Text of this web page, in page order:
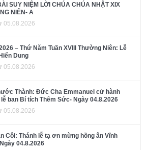
SUY NIỆM LỜI CHÚA CHÚA NHẬT XIX
NIÊN- A
05.08.2026
– Thứ Năm Tuần XVIII Thường Niên: Lễ
Dung
05.08.2026
Thành: Đức Cha Emmanuel cử hành
lễ ban Bí tích Thêm Sức- Ngày 04.8.2026
05.08.2026
Côi: Thánh lễ tạ ơn mừng hồng ân Vĩnh
04.8.2026